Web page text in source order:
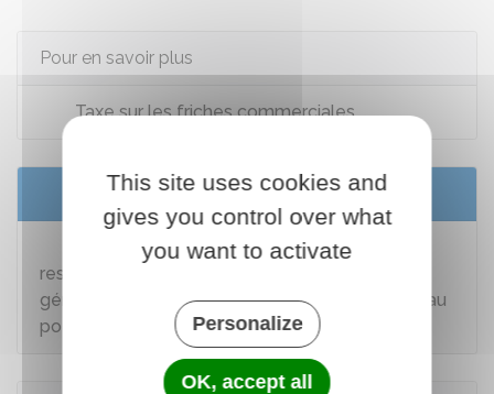
Pour en savoir plus
Taxe sur les friches commerciales
Services en ligne et formulaires
Redevance pour prélèvement sur la
ressource en eau complément au formulaire
général collectivités réseaux de distribution d'eau
potable
This site uses cookies and
gives you control over what
you want to activate
Personalize
OK, accept all